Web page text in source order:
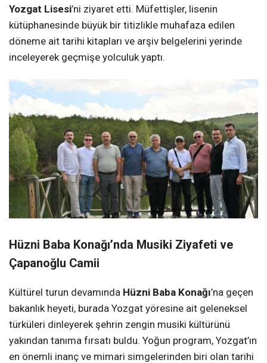
Yozgat Lisesi’ni ziyaret etti. Müfettişler, lisenin
kütüphanesinde büyük bir titizlikle muhafaza edilen
döneme ait tarihi kitapları ve arşiv belgelerini yerinde
inceleyerek geçmişe yolculuk yaptı.
Hüzni Baba Konağı’nda Musiki Ziyafeti ve
Çapanoğlu Camii
Kültürel turun devamında Hüzni Baba Konağı’na geçen
bakanlık heyeti, burada Yozgat yöresine ait geleneksel
türküleri dinleyerek şehrin zengin musiki kültürünü
yakından tanıma fırsatı buldu. Yoğun program, Yozgat’ın
en önemli inanç ve mimari simgelerinden biri olan tarihi